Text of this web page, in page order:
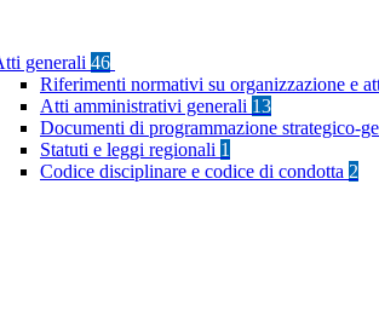
generali 46
Riferimenti normativi su organizzazione e
Atti amministrativi generali 13
Documenti di programmazione strategico-
Statuti e leggi regionali 1
Codice disciplinare e codice di condotta 2